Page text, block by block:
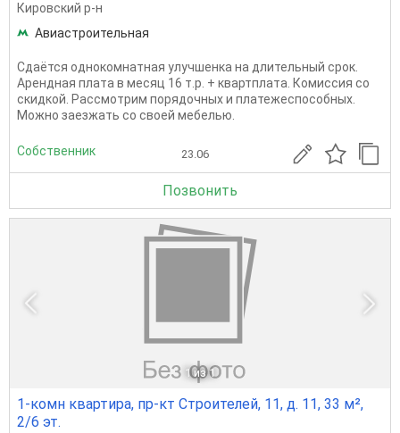
Кировский р-н
Авиастроительная
Сдаётся однокомнатная улучшенка на длительный срок.
Арендная плата в месяц 16 т.р. + квартплата. Комиссия со
скидкой. Рассмотрим порядочных и платежеспособных.
Можно заезжать со своей мебелью.
Собственник 23.06
Позвонить
1 из 1
1-комн квартира, пр-кт Строителей, 11, д. 11, 33 м²,
2/6 эт.